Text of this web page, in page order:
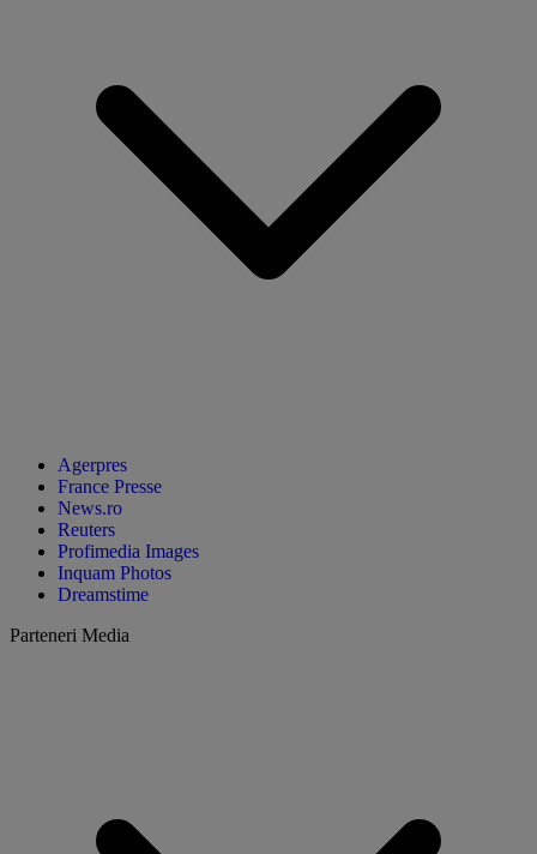
Agerpres
France Presse
News.ro
Reuters
Profimedia Images
Inquam Photos
Dreamstime
Parteneri Media